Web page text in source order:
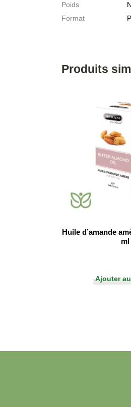
Poids
Format
Produits
Huile d’amande
ml
Ajouter